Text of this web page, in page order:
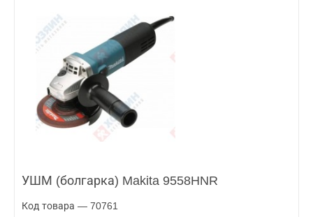
УШМ (болгарка) Makita 9558HNR
Код товара — 70761